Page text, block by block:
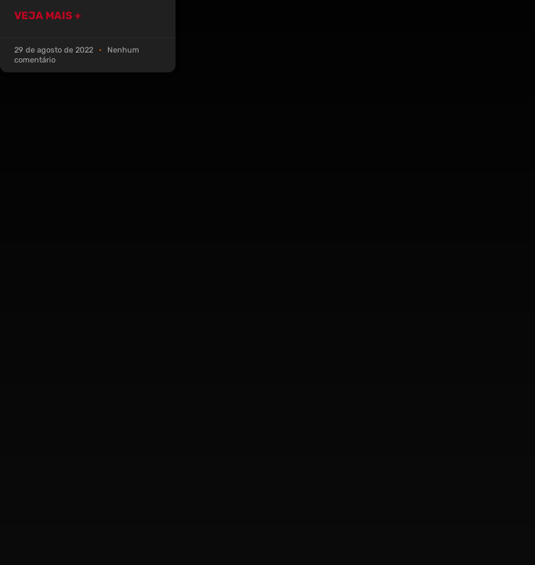
VEJA MAIS +
29 de agosto de 2022
Nenhum
comentário